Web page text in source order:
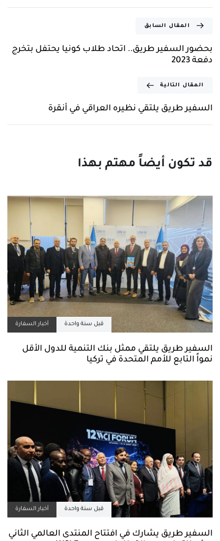
المقال السابق
بحضور السفير طريق.. اتحاد طلاب كونيا يحتفل بتخرج
دفعة 2023
المقال التالية
السفير طريق يلتقي نظيره العراقي في أنقرة
قبل سنة واحدة أخبار السفارة
السفير طريق يلتقي ممثل بنك التنمية للدول الأقل
نمواً التابع للأمم المتحدة في تركيا
قبل سنة واحدة أخبار السفارة
السفير طريق يشارك في افتتاح المنتدى العالمي الثاني